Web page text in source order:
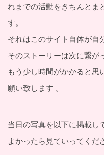
れまでの活動をきちんとま
す。
それはこのサイト自体が自
そのストーリーは次に繋が
もう少し時間がかかると思
願い致します 。
当日の写真を以下に掲載し
よかったら見ていってくだ